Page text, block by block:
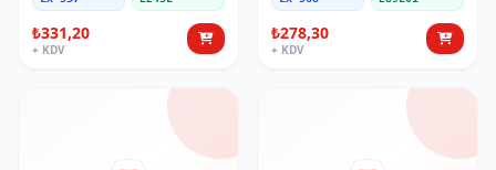
₺331,20
+ KDV
₺278,30
+ KDV